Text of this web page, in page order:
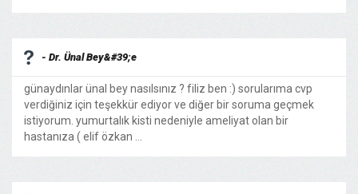
- Dr. Ünal Bey&#39;e
günaydınlar ünal bey nasılsınız ? filiz ben :) sorularıma cvp
verdiğiniz için teşekkür ediyor ve diğer bir soruma geçmek
istiyorum. yumurtalık kisti nedeniyle ameliyat olan bir
hastanıza ( elif özkan ...